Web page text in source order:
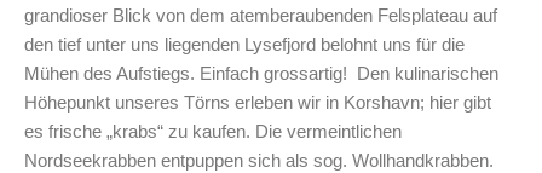
grandioser Blick von dem atemberaubenden Felsplateau auf
den tief unter uns liegenden Lysefjord belohnt uns für die
Mühen des Aufstiegs. Einfach grossartig! Den kulinarischen
Höhepunkt unseres Törns erleben wir in Korshavn; hier gibt
es frische „krabs“ zu kaufen. Die vermeintlichen
Nordseekrabben entpuppen sich als sog. Wollhandkrabben.